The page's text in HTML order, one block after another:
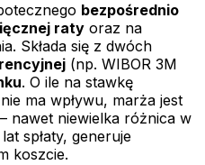
bezpośrednio
raty oraz na
Składa się z dwóch
(np. WIBOR 3M
. O ile na stawkę
ma wpływu, marża jest
nawet niewielka różnica w
spłaty, generuje
koszcie.